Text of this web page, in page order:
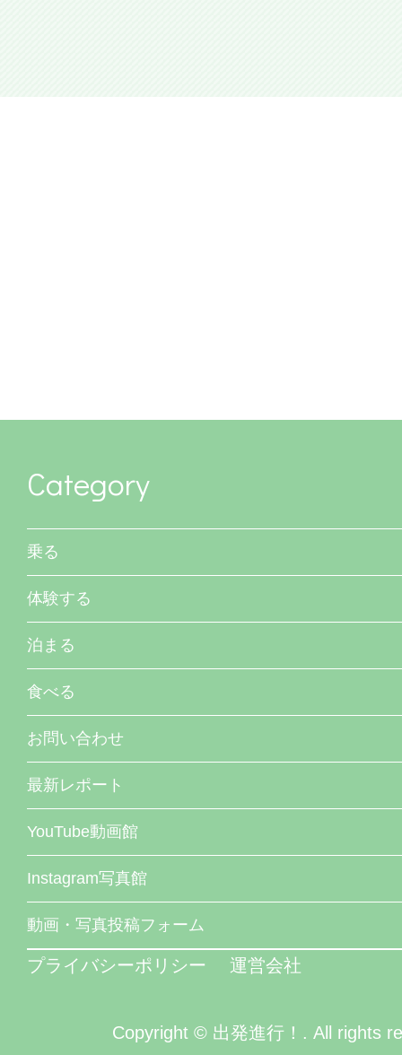
Category
乗る
体験する
泊まる
食べる
お問い合わせ
最新レポート
YouTube動画館
Instagram写真館
動画・写真投稿フォーム
プライバシーポリシー 運営会社
Copyright © 出発進行！. All rights